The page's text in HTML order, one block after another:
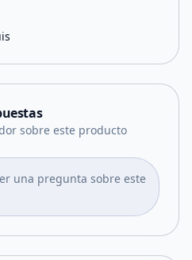
sobre este producto
una pregunta sobre este